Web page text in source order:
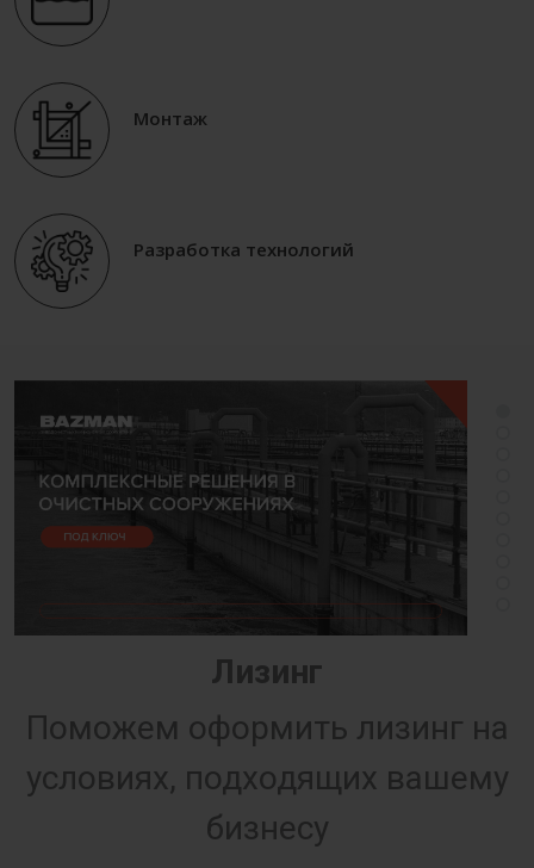
Монтаж
Разработка технологий
Лизинг
Поможем оформить лизинг на
условиях, подходящих вашему
бизнесу